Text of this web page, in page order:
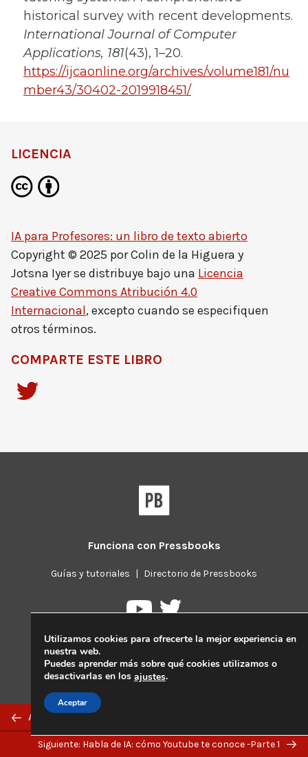
historical survey with recent developments.
International Journal of Computer
Applications, 181(43), 1–20.
https://ijcaonline.org/archives/volume181/nu
mber43/30402-2019918451/
Previous/next
navigation
Anterior: Una nota sobre la personalización
Siguiente: Habla de IA: cómo Youtube te conoce -Parte 1
LICENCIA
IA para Profesores: un libro de texto abierto
Copyright © 2025 porColin de la Higuera y
Jotsna Iyerse distribuye bajo una Licencia
Creative Commons Atribución 4.0
Internacional, excepto cuando se especifiquen
otros términos.
COMPARTE ESTE LIBRO
Funciona con Pressbooks
Guías y tutoriales | Directorio de Pressbooks
Pressbooks
YouTube
Pressbooks
Twitter
Utilizamos cookies para ofrecerte la mejor experiencia en
nuestra web.
Puedes aprender más sobre qué cookies utilizamos o
desactivarlas en los ajustes.
Aceptar